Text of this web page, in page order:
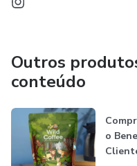
Outros
conteúdo
o